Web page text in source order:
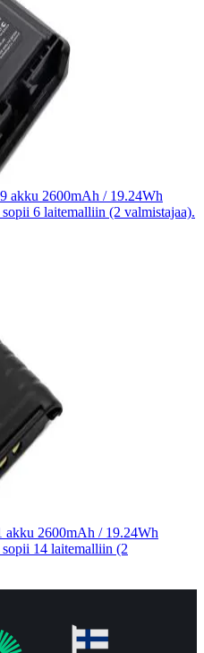
akku 2600mAh / 19.24Wh
6 laitemalliin (2 valmistajaa).
2600mAh / 19.24Wh
14 laitemalliin (2